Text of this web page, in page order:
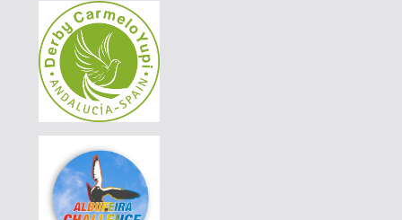
360 EUR
PEDRO JOSÉ "SOUTH FLYERS"
297-015| 320 EUR
PEDRO JOSÉ "SOUTH FLYERS"
|300 EUR
260 EUR
PEDRO JOSÉ "SOUTH FLYERS"